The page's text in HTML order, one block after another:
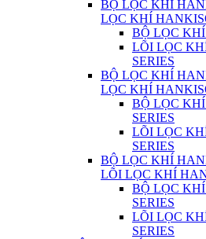
BỘ LỌC KHÍ
LỌC KHÍ
BỘ LỌC
LÕI LỌC
SERIES
BỘ LỌC KHÍ
LỌC KHÍ
BỘ LỌC
SERIES
LÕI LỌC
SERIES
BỘ LỌC KHÍ
LÕI LỌC KHÍ
BỘ LỌC
SERIES
LÕI LỌC
SERIES